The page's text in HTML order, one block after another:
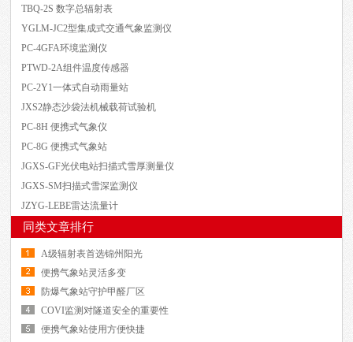
TBQ-2S 数字总辐射表
YGLM-JC2型集成式交通气象监测仪
PC-4GFA环境监测仪
PTWD-2A组件温度传感器
PC-2Y1一体式自动雨量站
JXS2静态沙袋法机械载荷试验机
PC-8H 便携式气象仪
PC-8G 便携式气象站
JGXS-GF光伏电站扫描式雪厚测量仪
JGXS-SM扫描式雪深监测仪
JZYG-LEBE雷达流量计
同类文章排行
A级辐射表首选锦州阳光
便携气象站灵活多变
防爆气象站守护甲醛厂区
COVI监测对隧道安全的重要性
便携气象站使用方便快捷